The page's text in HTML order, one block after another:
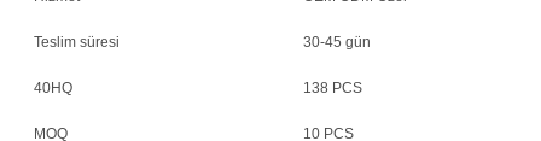
Teslim süresi 30-45 gün
40HQ 138 PCS
MOQ 10 PCS